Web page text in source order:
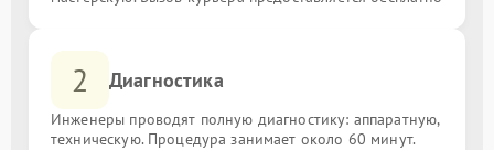
2 Диагностика
Инженеры проводят полную диагностику: аппаратную,
техническую. Процедура занимает около 60 минут.